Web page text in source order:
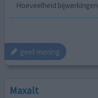
Hoeveelheid bijwerkingen
geef mening
Maxalt